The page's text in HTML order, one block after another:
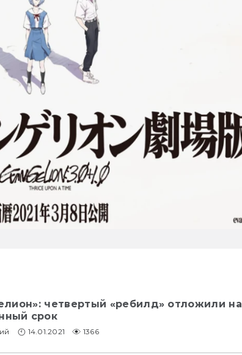
четвертый «ребилд» отложили на
срок
14.01.2021 1366